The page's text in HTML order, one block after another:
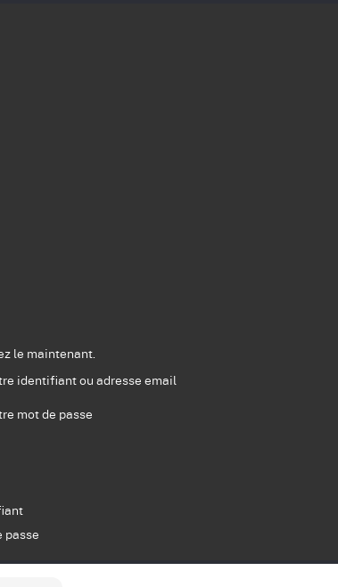
le maintenant.
identifiant ou adresse email
mot de passe
passe